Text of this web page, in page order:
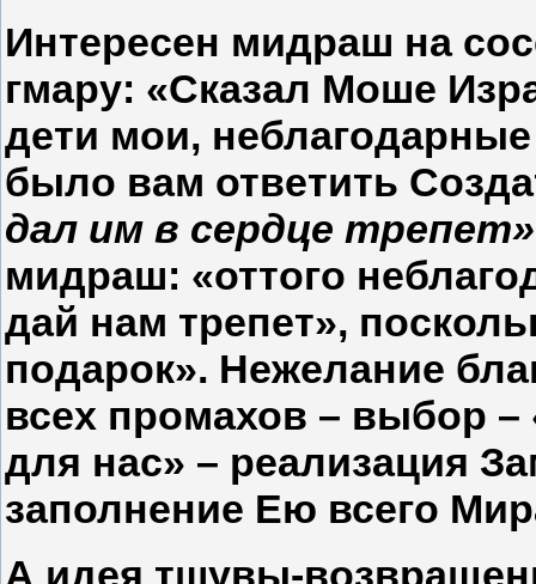
Интересен мидраш на
гмару: «Сказал Моше
дети мои,
было вам ответить
дал им в сердце
мидраш: «оттого
дай нам трепет»,
подарок». Нежелание
всех промахов – выбор –
для нас» – реализация
заполнение Ею всего
А идея тшувы-